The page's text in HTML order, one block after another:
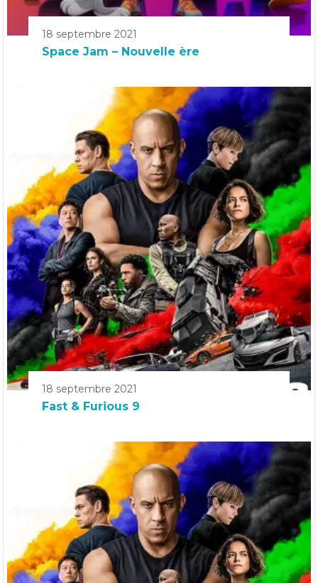
18 septembre 2021
Space Jam – Nouvelle ère
18 septembre 2021
Fast & Furious 9